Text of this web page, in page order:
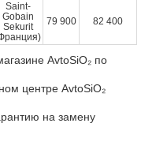
Saint-
Gobain
Sekurit
79 900 82 400
AvtoSiO₂ по
центре AvtoSiO₂
на замену